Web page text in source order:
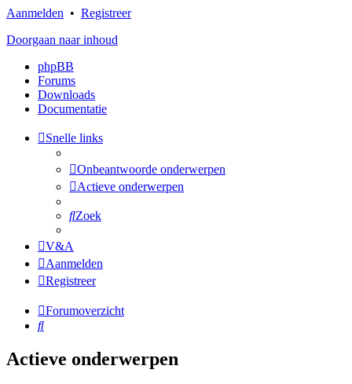
Aanmelden • Registreer
Doorgaan naar inhoud
phpBB
Forums
Downloads
Documentatie
Snelle links
Onbeantwoorde onderwerpen
Actieve onderwerpen
Zoek
V&A
Aanmelden
Registreer
Forumoverzicht
Zoek
Actieve onderwerpen